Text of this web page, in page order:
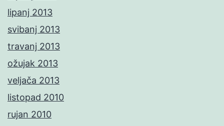
lipanj 2013
svibanj 2013
travanj 2013
ožujak 2013
veljača 2013
listopad 2010
rujan 2010